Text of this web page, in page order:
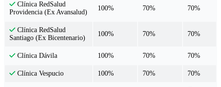
Clínica RedSalud
Providencia (Ex Avansalud)
100% 70% 70%
Clínica RedSalud
Santiago (Ex Bicentenario)
100% 70% 70%
Clínica Dávila 100% 70% 70%
Clínica Vespucio 100% 70% 70%